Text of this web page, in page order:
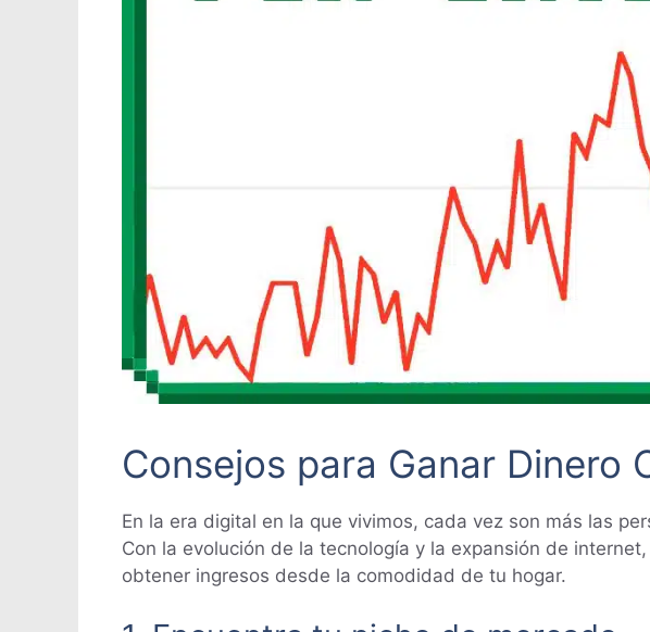
Consejos para Ganar Dinero
En la era digital en la que vivimos, cada vez son más las
Con la evolución de la tecnología y la expansión de
obtener ingresos desde la comodidad de tu hogar.